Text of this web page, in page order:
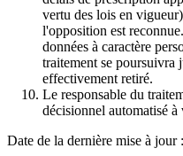
vertu des lois en
l'opposition est
données à caractère
traitement se poursuivra
effectivement retiré.
Le responsable du
décisionnel automatisé à
Date de la dernière mise à jour